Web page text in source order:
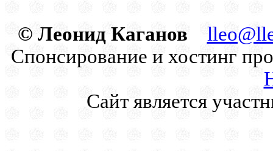
© Леонид Каганов
Спонсирование и хостинг
Сайт является